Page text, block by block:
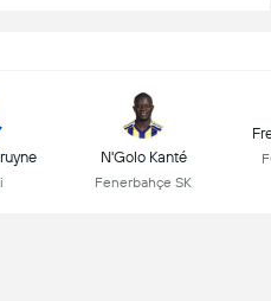
N'Golo Kanté
Fenerbahçe SK